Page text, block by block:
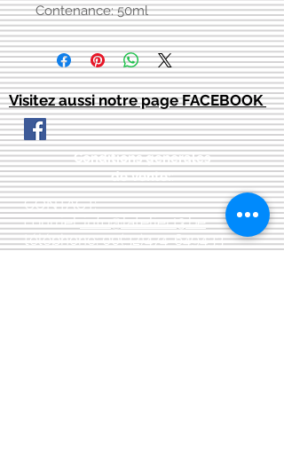
Contenance: 50ml
Visitez aussi notre page FACEBOOK
Conditions générales
de vente::
CONTACT:
courriel:info@latelier13.be
téléphone:00(32)474-649433